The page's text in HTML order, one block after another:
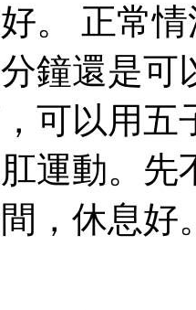
。 正常
鐘還是
可以用五
運動。先
，休息好